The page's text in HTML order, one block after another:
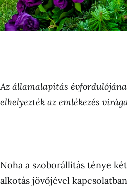
Az államalapítás
elhelyezték az emlékezés
Noha a szoborállítás ténye
alkotás jövőjével